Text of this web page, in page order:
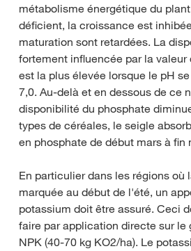
métabolisme énergétique du
déficient, la croissance est
maturation sont retardées. La
fortement influencée par la
est la plus élevée lorsque le pH
7,0. Au-delà et en dessous de ce
disponibilité du phosphate
types de céréales, le seigle
en phosphate de début mars à fin
En particulier dans les régions où
marquée au début de l'été, un
potassium doit être assuré. Ceci
faire par application directe sur le
NPK (40-70 kg KO2/ha). Le